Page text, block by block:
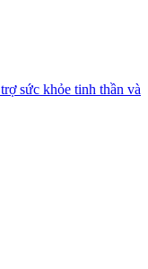
sức khỏe tinh thần và